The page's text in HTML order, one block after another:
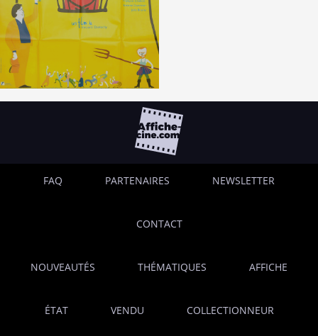
FAQ PARTENAIRES NEWSLETTER
CONTACT
NOUVEAUTÉS THÉMATIQUES AFFICHE
ÉTAT VENDU COLLECTIONNEUR